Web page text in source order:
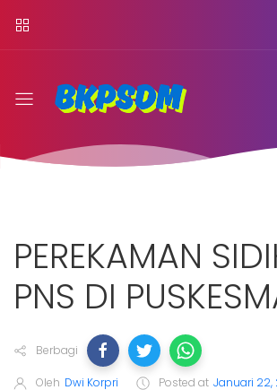
PEREKAMAN
PNS DI
Berbagi
Oleh Dwi Korpri Posted at Januari 22,